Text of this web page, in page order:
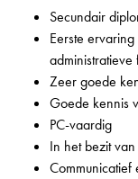
Secundair
Eerste
administratieve
Zeer goede
Goede kennis
PC-vaardig
In het bezit
Communicatief